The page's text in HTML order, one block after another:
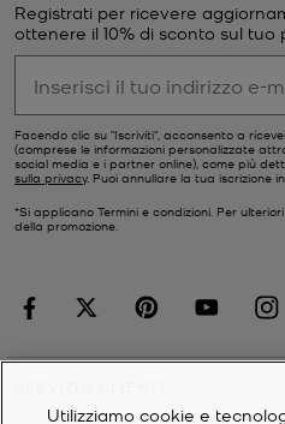
Registrati per ricevere
ottenere il 10% di sconto sul tuo
Facendo clic su "Iscriviti", acconsento a
(comprese le informazioni personalizzate
social media e i partner online), come più
sulla privacy. Puoi annullare la tua iscrizione
*Si applicano Termini e condizioni. Per
della promozione.
Utilizziamo cookie e